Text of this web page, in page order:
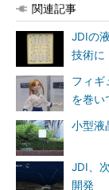
関連記事
JDIの
技術に
フィギ
を巻い
小型液
JDI、
開発